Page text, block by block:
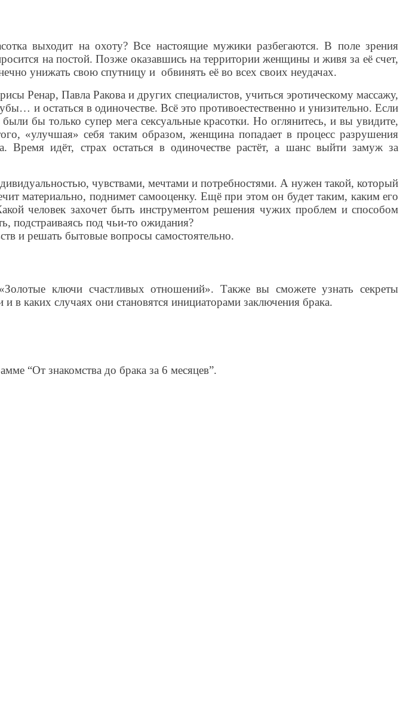
выходит на охоту? Все настоящие мужики разбегаются. В поле зрения
на постой. Позже оказавшись на территории женщины и живя за её счет,
унижать свою спутницу и обвинять её во всех своих неудачах.
Ренар, Павла Ракова и других специалистов, учиться эротическому массажу,
и остаться в одиночестве. Всё это противоестественно и унизительно. Если
бы только супер мега сексуальные красотки. Но оглянитесь, и вы увидите,
«улучшая» себя таким образом, женщина попадает в процесс разрушения
Время идёт, страх остаться в одиночестве растёт, а шанс выйти замуж за
чувствами, мечтами и потребностями. А нужен такой, который
материально, поднимет самооценку. Ещё при этом он будет таким, каким его
человек захочет быть инструментом решения чужих проблем и способом
подстраиваясь под чьи-то ожидания?
и решать бытовые вопросы самостоятельно.
ключи счастливых отношений». Также вы сможете узнать секреты
каких случаях они становятся инициаторами заключения брака.
“От знакомства до брака за 6 месяцев”.